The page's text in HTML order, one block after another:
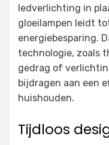
ledverlichting in
gloeilampen leidt
energiebesparing.
technologie, zoals
gedrag of
bijdragen aan een
huishouden.
Tijdloos